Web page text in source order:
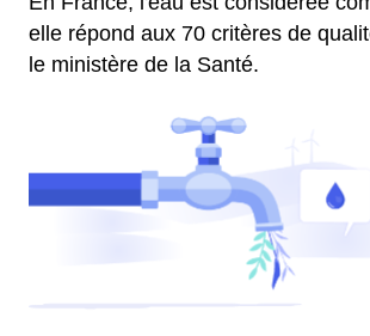
elle répond aux 70 critères de
le ministère de la Santé.